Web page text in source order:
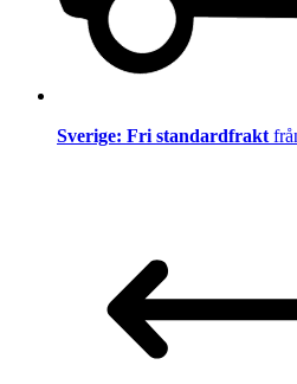
Sverige: Fri standardfrakt